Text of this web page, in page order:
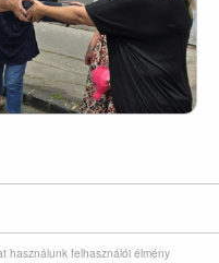
használunk felhasználói élmény